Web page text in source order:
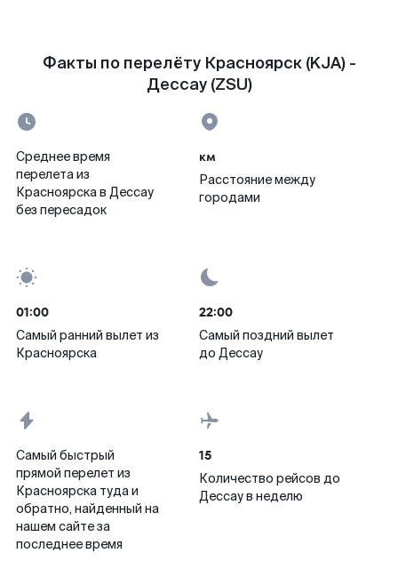
Факты по перелёту Красноярск (KJA) -
Дессау (ZSU)
Среднее время
перелета из
Красноярска в Дессау
без пересадок
км
Расстояние между
городами
01:00
Самый ранний вылет из
Красноярска
22:00
Самый поздний вылет
до Дессау
Самый быстрый
прямой перелет из
Красноярска туда и
обратно, найденный на
нашем сайте за
последнее время
15
Количество рейсов до
Дессау в неделю